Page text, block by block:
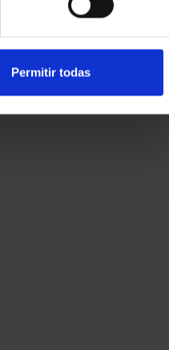
Permitir todas
CAPITALES DE
PROVINCIA 3
949,00 €
para usuarios registrados